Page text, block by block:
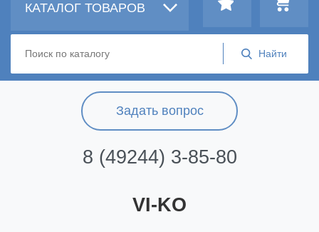
Задать вопрос
8 (49244) 3-85-80
КАТАЛОГ ТОВАРОВ
VI-KO